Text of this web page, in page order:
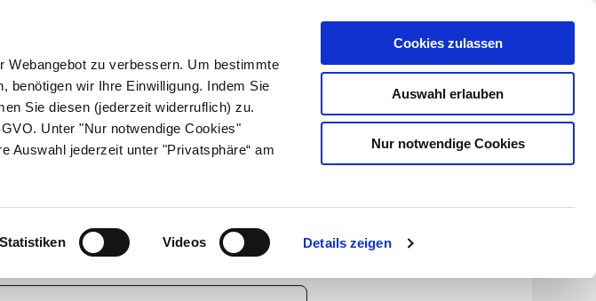
Webangebot zu verbessern. Um bestimmte
benötigen wir Ihre Einwilligung. Indem Sie
Sie diesen (jederzeit widerruflich) zu.
Unter "Nur notwendige Cookies"
Auswahl jederzeit unter "Privatsphäre“ am
Statistiken Videos Details zeigen
Cookies zulassen
Auswahl erlauben
Nur notwendige Cookies
Kundenlogin
Suche
Eltern & Kind Gesund leben Über uns